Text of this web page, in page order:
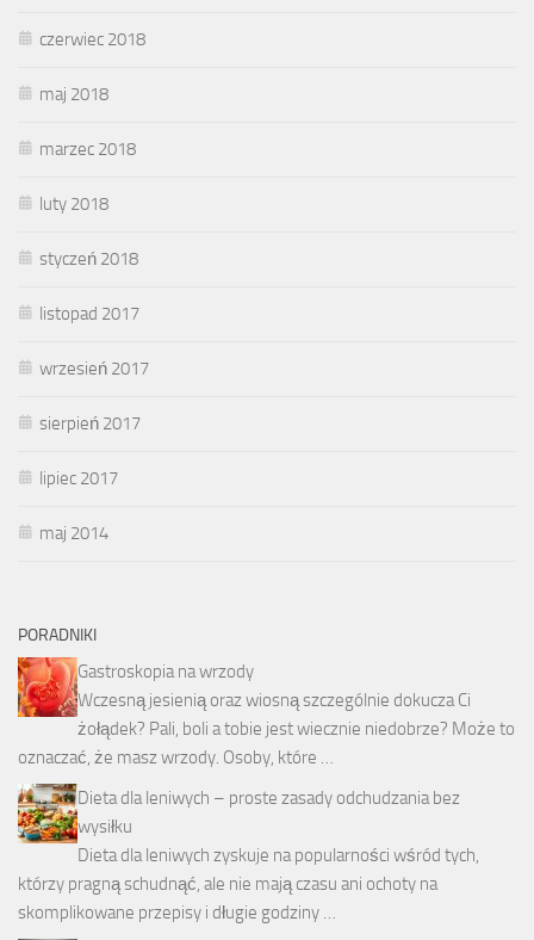
czerwiec 2018
maj 2018
marzec 2018
luty 2018
styczeń 2018
listopad 2017
wrzesień 2017
sierpień 2017
lipiec 2017
maj 2014
PORADNIKI
Gastroskopia na wrzody
Wczesną jesienią oraz wiosną szczególnie dokucza Ci
żołądek? Pali, boli a tobie jest wiecznie niedobrze? Może to
oznaczać, że masz wrzody. Osoby, które …
Dieta dla leniwych – proste zasady odchudzania bez
wysiłku
Dieta dla leniwych zyskuje na popularności wśród tych,
którzy pragną schudnąć, ale nie mają czasu ani ochoty na
skomplikowane przepisy i długie godziny …